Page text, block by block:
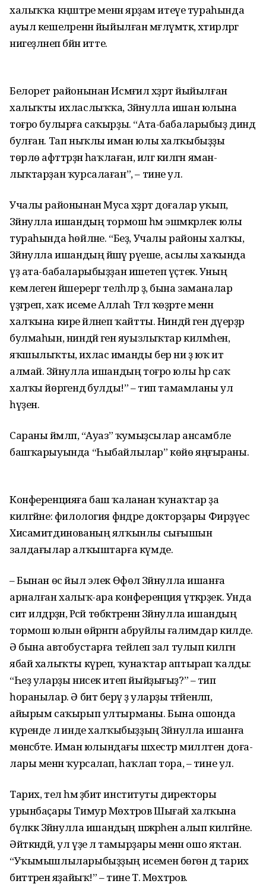
халыҡҡа кәңәштәре менән ярҙам итеүе тураһында
ауыл кешеләренән йыйылған мәғлүмәткә, хәтирә­ләр­гә
нигеҙләнеп бәйән итте.
Белорет районынан Исмәғил хәҙрәт йыйылған
халыҡты ихласлыҡҡа, Зәйнулла ишан юлына
тоғро булырға саҡырҙы. “Ата-бабаларыбыҙ диндә
булған. Тап ныҡлы иман юлы халҡыбыҙҙы
төрлө афәттәрҙән һаҡлаған, илгә килгән яман­
лыҡтарҙан ҡурсалаған”, – тине ул.
Учалы районынан Муса хәҙ­рәт доғалар уҡып,
Зәйнулла ишандың тормош һәм эшмә­кәрлек юлы
тураһында һөйләне. “Беҙ, Учалы районы халҡы,
Зәй­нулла ишандың йәшәү рәүеше, асылы хаҡында
үҙ ата-баба­ларыбыҙҙан ишетеп үҫтек. Уның
кемлеген йәшерергә те­ләһәләр ҙә, бына заманалар
үҙгәреп, хаҡ исеме Аллаһ Тәғәлә ҡөҙрәте менән
халҡына кире әйләнеп ҡайтты. Ниндәй генә дәүерҙәр
булмаһын, ниндәй генә яуызлыҡтар килмәһен,
яҡшы­лыҡты, ихлас иманды бер ни ҙә юҡ итә
алмай. Зәйнулла ишандың тоғро юлы һәр саҡ
халҡы йөрәгендә булды!” – тип тамамланы ул
һүҙен.
Сараны йәмләп, “Ауаз” ҡу­мыҙсылар ансамбле
башҡа­ры­уында “Һыбайлылар” көйө яңғыраны.
Конференцияға баш ҡаланан ҡунаҡтар ҙа
килгәйне: филология фәндәре докторҙары Фир­ҙәүес
Хисамитдинованың ял­ҡын­лы сығышын
залдағылар алҡыштарға күмде.
– Бынан өс йыл элек Өфөлә Зәйнулла ишанға
арналған ха­лыҡ-ара конференция үт­кәрҙек. Унда
сит илдәрҙән, Рәсәй төбәк­тәренән Зәйнулла ишандың
тормош юлын өйрәнгән абруйлы ғалим­дар килде.
Ә бына автобустарға тейәлеп зал тулып килгән
ябай халыҡты күреп, ҡунаҡтар аптырап ҡал­ды:
“Һеҙ уларҙы нисек итеп йыйҙығыҙ?” – тип
һоранылар. Ә бит берәү ҙә уларҙы тәғә­йенләп,
айырым саҡырып ултырманы. Бына ошонда
күренде лә инде халҡыбыҙҙың Зәйнулла ишанға
мөнәсәбәте. Иман юлын­дағы шәхестәр милләтен доға­
лары менән ҡурсалап, һаҡлап тора, – тине ул.
Тарих, тел һәм әҙәбиәт институты директоры
урынбаҫары Ти­мур Мөхтәров Шығай хал­ҡына
бүләккә Зәйнулла ишан­дың шәжәрәһен алып килгәйне.
Әйткәндәй, ул үҙе лә тамырҙары менән ошо яҡтан.
“Уҡымыш­лыларыбыҙҙың исемен бөгөн дә тарих
биттәренә яҙайыҡ!” – тине Т. Мөхтәров.